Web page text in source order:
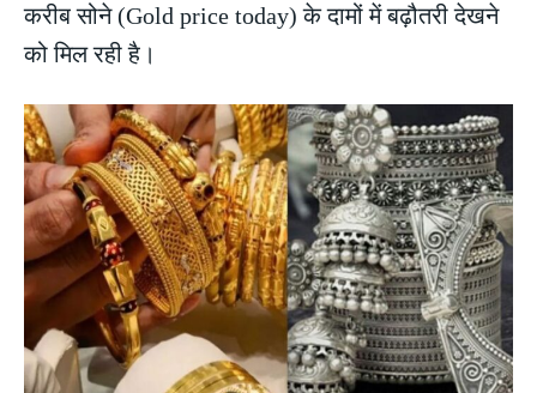
करीब सोने (Gold price today) के दामों में बढ़ौतरी देखने
को मिल रही है।